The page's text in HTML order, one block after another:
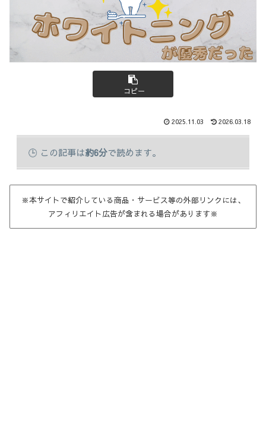
コピー
2025.11.03 2026.03.18
この記事は約6分で読めます。
※本サイトで紹介している商品・サービス等の外部リンクには、
アフィリエイト広告が含まれる場合があります※